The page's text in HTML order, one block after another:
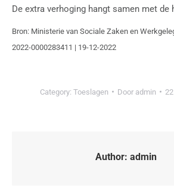
De extra verhoging hangt samen met de
Bron: Ministerie van Sociale Zaken en
2022-0000283411 | 19-12-2022
Category: Toeslagen Door admin
Author: admin